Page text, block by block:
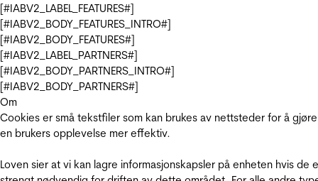
[#IABV2_LABEL_FEATURES#]
[#IABV2_BODY_FEATURES_INTRO#]
[#IABV2_BODY_FEATURES#]
[#IABV2_LABEL_PARTNERS#]
[#IABV2_BODY_PARTNERS_INTRO#]
[#IABV2_BODY_PARTNERS#]
Om
Cookies er små tekstfiler som kan brukes av nettsteder for å gjøre
en brukers opplevelse mer effektiv.
Loven sier at vi kan lagre informasjonskapsler på enheten hvis de